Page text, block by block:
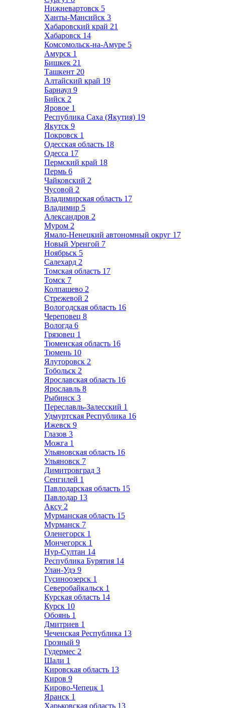
Нижневартовск 5
Ханты-Мансийск 3
Хабаровский край 21
Хабаровск 14
Комсомольск-на-Амуре 5
Амурск 1
Бишкек 21
Ташкент 20
Алтайский край 19
Барнаул 9
Бийск 2
Яровое 1
Республика Саха (Якутия) 19
Якутск 9
Покровск 1
Одесская область 18
Одесса 17
Пермский край 18
Пермь 6
Чайковский 2
Чусовой 2
Владимирская область 17
Владимир 5
Александров 2
Муром 2
Ямало-Ненецкий автономный округ 17
Новый Уренгой 7
Ноябрьск 5
Салехард 2
Томская область 17
Томск 7
Колпашево 2
Стрежевой 2
Вологодская область 16
Череповец 8
Вологда 6
Грязовец 1
Тюменская область 16
Тюмень 10
Ялуторовск 2
Тобольск 2
Ярославская область 16
Ярославль 8
Рыбинск 3
Переславль-Залесский 1
Удмуртская Республика 16
Ижевск 9
Глазов 3
Можга 1
Ульяновская область 16
Ульяновск 7
Димитровград 3
Сенгилей 1
Павлодарская область 15
Павлодар 13
Аксу 2
Мурманская область 15
Мурманск 7
Оленегорск 1
Мончегорск 1
Нур-Султан 14
Республика Бурятия 14
Улан-Удэ 9
Гусиноозерск 1
Северобайкальск 1
Курская область 14
Курск 10
Обоянь 1
Дмитриев 1
Чеченская Республика 13
Грозный 9
Гудермес 2
Шали 1
Кировская область 13
Киров 9
Кирово-Чепецк 1
Яранск 1
Харьковская область 13